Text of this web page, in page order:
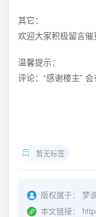
其它：
欢迎大家积极留言催
温馨提示：
评论：“感谢楼主”
暂无标签
版权属于：
梦
本文链接：